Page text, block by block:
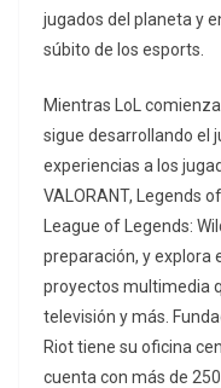
jugados del planeta y
súbito de los esports.
Mientras LoL
sigue desarrollando el
experiencias a los
VALORANT, Legends
League of Legends:
preparación, y explora
proyectos multimedia
televisión y más.
Riot tiene su oficina
cuenta con más de